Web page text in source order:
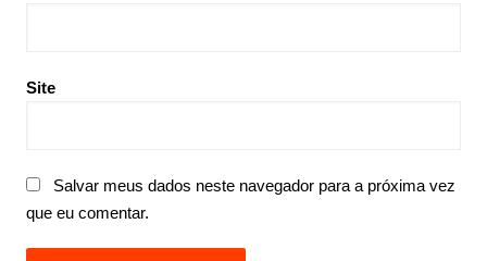
Site
Salvar meus dados neste navegador para a próxima vez
que eu comentar.